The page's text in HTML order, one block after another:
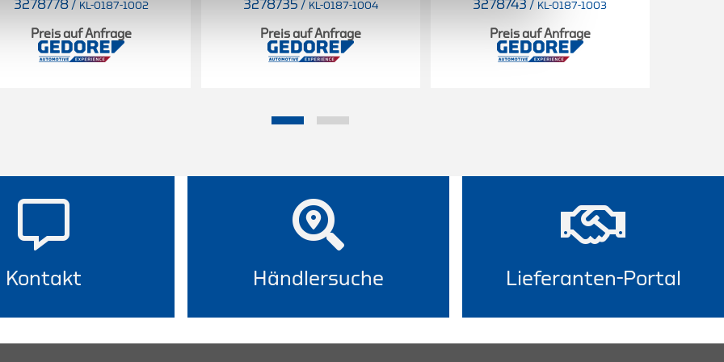
3278778 / KL-0187-1002
Preis auf Anfrage
3278735 / KL-0187-1004
Preis auf Anfrage
3278743 / KL-0187-1003
Preis auf Anfrage
Kontakt Händlersuche Lieferanten-Portal